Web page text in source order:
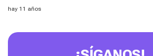
hay 11 años